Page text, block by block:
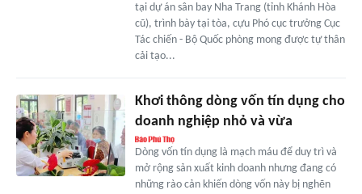
tại dự án sân bay Nha Trang (tỉnh Khánh Hòa
cũ), trình bày tại tòa, cựu Phó cục trưởng Cục
Tác chiến - Bộ Quốc phòng mong được tự thân
cải tạo...
Khơi thông dòng vốn tín dụng cho
doanh nghiệp nhỏ và vừa
Dòng vốn tín dụng là mạch máu để duy trì và
mở rộng sản xuất kinh doanh nhưng đang có
những rào cản khiến dòng vốn này bị nghẽn